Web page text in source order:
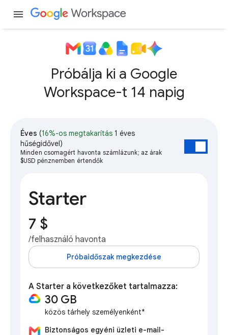
menu
Próbálja ki a Google
Workspace-t 14 napig
Éves (16%-os megtakarítás 1 éves
hűségidővel)
Minden csomagért havonta számlázunk; az árak
$USD pénznemben értendők
Starter
7 $
/felhasználó havonta
Próbaidőszak megkezdése
A Starter a következőket tartalmazza:
30 GB
közös tárhely személyenként*
Biztonságos egyéni üzleti e-mail-